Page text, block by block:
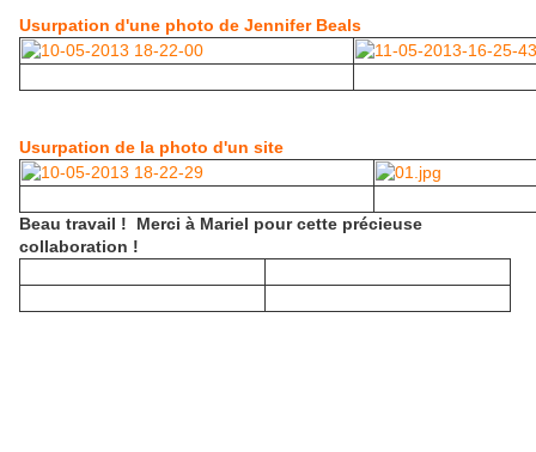
Usurpation d'une photo de Jennifer Beals
Usurpation de la photo d'un site
Beau travail ! Merci à Mariel pour cette précieuse
collaboration !